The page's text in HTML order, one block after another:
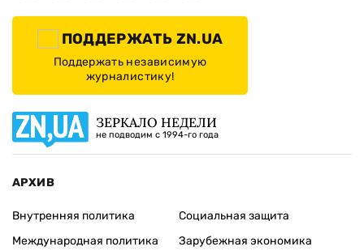
ПОДДЕРЖАТЬ ZN.UA
Поддержать независимую
журналистику!
ЗЕРКАЛО НЕДЕЛИ
не подводим с 1994-го года
АРХИВ
Внутренняя политика
Международная политика
Социальная защита
Зарубежная экономика